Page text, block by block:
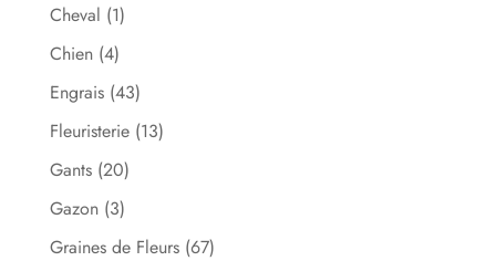
Cheval (1)
Chien (4)
Engrais (43)
Fleuristerie (13)
Gants (20)
Gazon (3)
Graines de Fleurs (67)